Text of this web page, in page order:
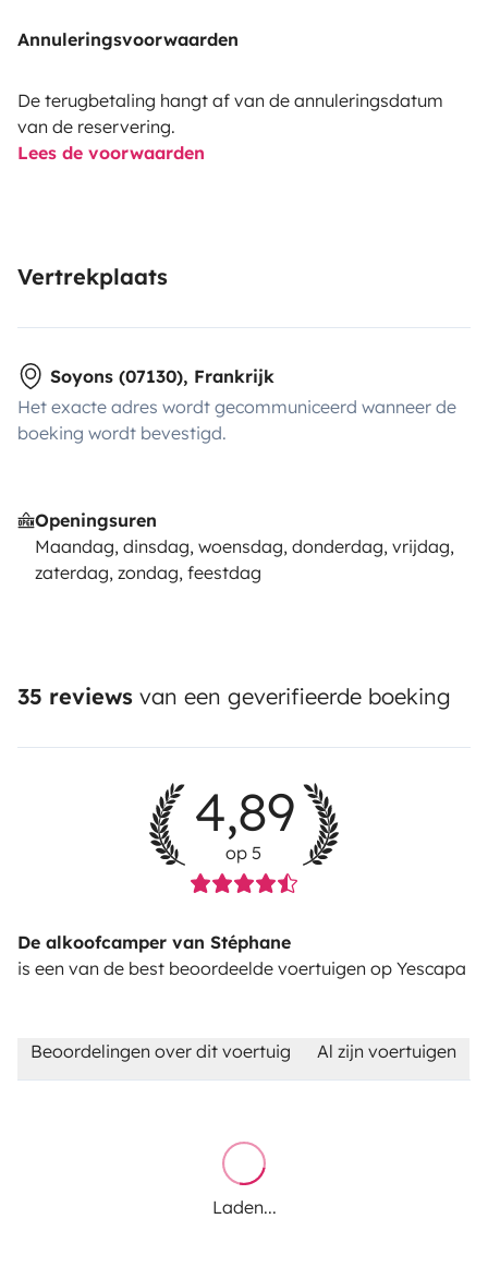
Annuleringsvoorwaarden
De terugbetaling hangt af van de annuleringsdatum
van de reservering.
Lees de voorwaarden
Vertrekplaats
Soyons (07130), Frankrijk
Het exacte adres wordt gecommuniceerd wanneer de
boeking wordt bevestigd.
Openingsuren
Maandag, dinsdag, woensdag, donderdag, vrijdag,
zaterdag, zondag, feestdag
35 reviews van een geverifieerde boeking
4,89
op 5
De alkoofcamper van Stéphane
is een van de best beoordeelde voertuigen op Yescapa
Beoordelingen over dit voertuig Al zijn voertuigen
Laden...